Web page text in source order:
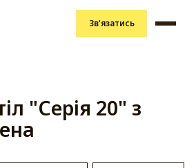
Зв'язатись
"Серія 20" з